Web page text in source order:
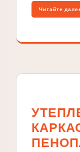
Читайте